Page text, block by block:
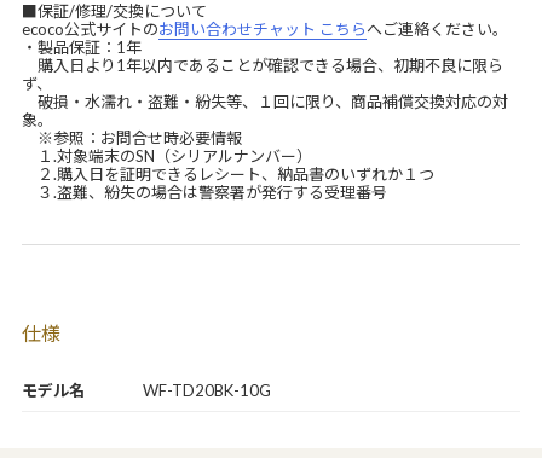
モデル名 WF-TD20BK-10G
■保証/修理/交換について
ecoco公式サイトのお問い合わせチャット こちらへご連絡ください。
・製品保証：1年
購入日より1年以内であることが確認できる場合、初期不良に限ら
ず、
破損・水濡れ・盗難・紛失等、１回に限り、商品補償交換対応の対
象。
※参照：お問合せ時必要情報
１.対象端末のSN（シリアルナンバー）
２.購入日を証明できるレシート、納品書のいずれか１つ
３.盗難、紛失の場合は警察署が発行する受理番号
仕様